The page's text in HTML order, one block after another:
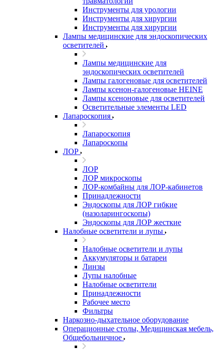
Инструменты для урологии
Инструменты для хирургии
Инструменты для хирургии
Лампы медицинские для эндоскопических
осветителей
Лампы медицинские для
эндоскопических осветителей
Лампы галогеновые для осветителей
Лампы ксенон-галогеновые HEINE
Лампы ксеноновые для осветителей
Осветительные элементы LED
Лапароскопия
Лапароскопия
Лапароскопы
ЛОР
ЛОР
ЛОР микроскопы
ЛОР-комбайны для ЛОР-кабинетов
Принадлежности
Эндоскопы для ЛОР гибкие
(назоларингоскопы)
Эндоскопы для ЛОР жесткие
Налобные осветители и лупы
Налобные осветители и лупы
Аккумуляторы и батареи
Линзы
Лупы налобные
Налобные осветители
Принадлежности
Рабочее место
Фильтры
Наркозно-дыхательное оборудование
Операционные столы, Медицинская мебель,
Общебольничное